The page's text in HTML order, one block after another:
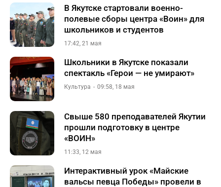
В Якутске стартовали военно-
полевые сборы центра «Воин» для
школьников и студентов
17:42, 21 мая
Школьники в Якутске показали
спектакль «Герои — не умирают»
Культура 09:58, 18 мая
Свыше 580 преподавателей Якутии
прошли подготовку в центре
«ВОИН»
11:33, 12 мая
Интерактивный урок «Майские
вальсы певца Победы» провели в